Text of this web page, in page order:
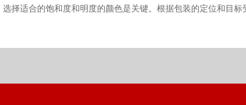
选择适合的饱和度和明度的颜色是关键。根据包装的定位和目标